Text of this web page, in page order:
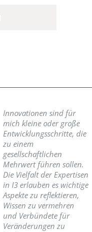
Innovationen sind für
mich kleine oder große
Entwicklungsschritte, die
zu einem
gesellschaftlichen
Mehrwert führen sollen.
Die Vielfalt der Expertisen
in I3 erlauben es wichtige
Aspekte zu reflektieren,
Wissen zu vermehren
und Verbündete für
Veränderungen zu